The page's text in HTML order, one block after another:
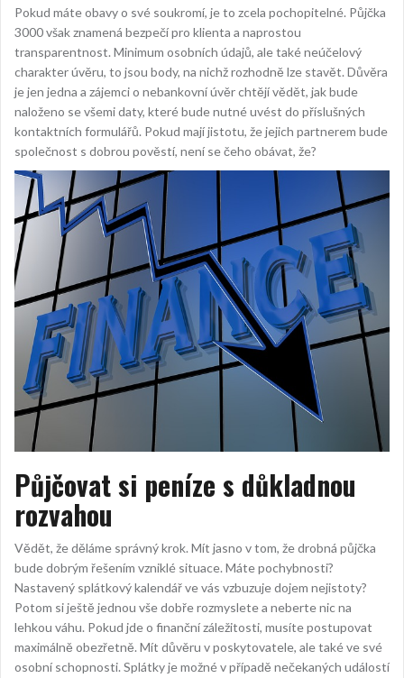
Pokud máte obavy o své soukromí, je to zcela pochopitelné. Půjčka
3000 však znamená bezpečí pro klienta a naprostou
transparentnost. Minimum osobních údajů, ale také neúčelový
charakter úvěru, to jsou body, na nichž rozhodně lze stavět. Důvěra
je jen jedna a zájemci o nebankovní úvěr chtějí vědět, jak bude
naloženo se všemi daty, které bude nutné uvést do příslušných
kontaktních formulářů. Pokud mají jistotu, že jejich partnerem bude
společnost s dobrou pověstí, není se čeho obávat, že?
Půjčovat si peníze s důkladnou
rozvahou
Vědět, že děláme správný krok. Mít jasno v tom, že drobná půjčka
bude dobrým řešením vzniklé situace. Máte pochybnosti?
Nastavený splátkový kalendář ve vás vzbuzuje dojem nejistoty?
Potom si ještě jednou vše dobře rozmyslete a neberte nic na
lehkou váhu. Pokud jde o finanční záležitosti, musíte postupovat
maximálně obezřetně. Mít důvěru v poskytovatele, ale také ve své
osobní schopnosti. Splátky je možné v případě nečekaných událostí